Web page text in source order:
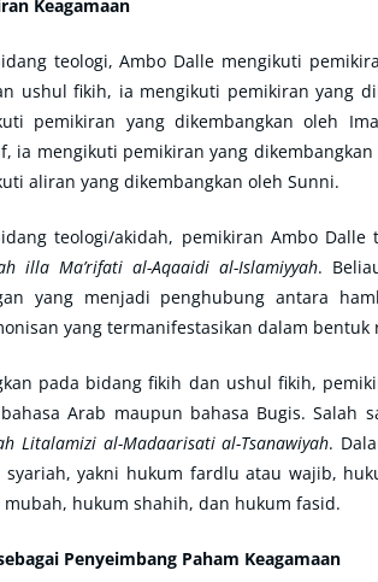
Keagamaan
teologi, Ambo Dalle mengikuti
ushul fikih, ia mengikuti pemikiran yang
pemikiran yang dikembangkan oleh
ia mengikuti pemikiran yang
aliran yang dikembangkan oleh Sunni.
teologi/akidah, pemikiran Ambo
illa Ma’rifati al-Aqaaidi al-Islamiyyah.
yang menjadi penghubung antara
yang termanifestasikan dalam
pada bidang fikih dan ushul fikih,
Arab maupun bahasa Bugis.
Litalamizi al-Madaarisati al-Tsanawiyah.
syariah, yakni hukum fardlu atau wajib,
mubah, hukum shahih, dan hukum fasid.
Penyeimbang Paham Keagamaan